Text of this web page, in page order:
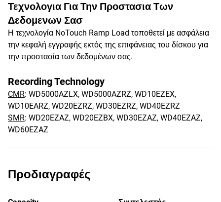
Τεχνολογια Για Την Προστασια Των
Δεδομενων Σασ
Η τεχνολογία NoTouch Ramp Load τοποθετεί με ασφάλεια
την κεφαλή εγγραφής εκτός της επιφάνειας του δίσκου για
την προστασία των δεδομένων σας.
Recording Technology
CMR: WD5000AZLX, WD5000AZRZ, WD10EZEX,
WD10EARZ, WD20EZRZ, WD30EZRZ, WD40EZRZ
SMR: WD20EZAZ, WD20EZBX, WD30EZAZ, WD40EZAZ,
WD60EZAZ
Προδιαγραφές